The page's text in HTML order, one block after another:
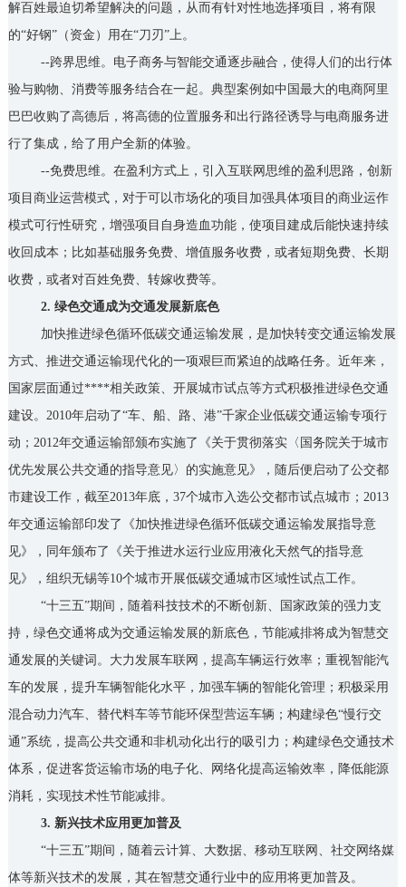
解百姓最迫切希望解决的问题，从而有针对性地选择项目，将有限
的“好钢”（资金）用在“刀刃”上。
--跨界思维。电子商务与智能交通逐步融合，使得人们的出行体
验与购物、消费等服务结合在一起。典型案例如中国最大的电商阿里
巴巴收购了高德后，将高德的位置服务和出行路径诱导与电商服务进
行了集成，给了用户全新的体验。
--免费思维。在盈利方式上，引入互联网思维的盈利思路，创新
项目商业运营模式，对于可以市场化的项目加强具体项目的商业运作
模式可行性研究，增强项目自身造血功能，使项目建成后能快速持续
收回成本；比如基础服务免费、增值服务收费，或者短期免费、长期
收费，或者对百姓免费、转嫁收费等。
2. 绿色交通成为交通发展新底色
加快推进绿色循环低碳交通运输发展，是加快转变交通运输发展
方式、推进交通运输现代化的一项艰巨而紧迫的战略任务。近年来，
国家层面通过****相关政策、开展城市试点等方式积极推进绿色交通
建设。2010年启动了“车、船、路、港”千家企业低碳交通运输专项行
动；2012年交通运输部颁布实施了《关于贯彻落实〈国务院关于城市
优先发展公共交通的指导意见〉的实施意见》，随后便启动了公交都
市建设工作，截至2013年底，37个城市入选公交都市试点城市；2013
年交通运输部印发了《加快推进绿色循环低碳交通运输发展指导意
见》，同年颁布了《关于推进水运行业应用液化天然气的指导意
见》，组织无锡等10个城市开展低碳交通城市区域性试点工作。
“十三五”期间，随着科技技术的不断创新、国家政策的强力支
持，绿色交通将成为交通运输发展的新底色，节能减排将成为智慧交
通发展的关键词。大力发展车联网，提高车辆运行效率；重视智能汽
车的发展，提升车辆智能化水平，加强车辆的智能化管理；积极采用
混合动力汽车、替代料车等节能环保型营运车辆；构建绿色“慢行交
通”系统，提高公共交通和非机动化出行的吸引力；构建绿色交通技术
体系，促进客货运输市场的电子化、网络化提高运输效率，降低能源
消耗，实现技术性节能减排。
3. 新兴技术应用更加普及
“十三五”期间，随着云计算、大数据、移动互联网、社交网络媒
体等新兴技术的发展，其在智慧交通行业中的应用将更加普及。